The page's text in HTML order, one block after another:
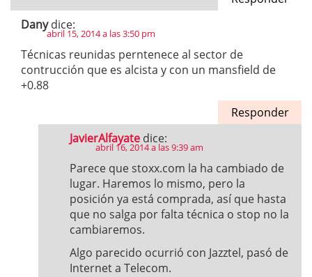
Dany dice:
abril 15, 2014 a las 3:50 pm
Técnicas reunidas perntenece al sector de
contrucción que es alcista y con un mansfield de
+0.88
Responder
JavierAlfayate dice:
abril 16, 2014 a las 9:39 am
Parece que stoxx.com la ha cambiado de
lugar. Haremos lo mismo, pero la
posición ya está comprada, así que hasta
que no salga por falta técnica o stop no la
cambiaremos.
Algo parecido ocurrió con Jazztel, pasó de
Internet a Telecom.